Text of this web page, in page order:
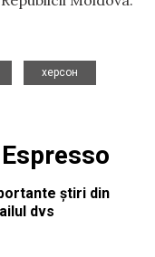
херсон
știri din
dvs